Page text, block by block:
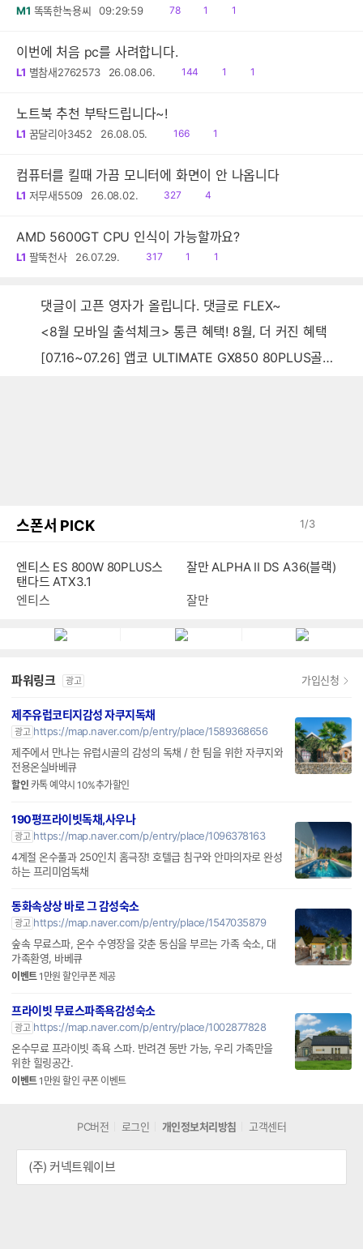
M1 똑똑한녹용씨 09:29:59
읽
78
공1
댓1
이번에 처음 pc를 사려합니다.
L1 별참새2762573 26.08.06.
읽
144
공1
댓1
노트북 추천 부탁드립니다~!
L1 꿈달리아3452 26.08.05.
읽
166
댓1
컴퓨터를 킬때 가끔 모니터에 화면이 안 나옵니다
L1 저무새5509 26.08.02.
읽
327
댓
4
AMD 5600GT CPU 인식이 가능할까요?
L1 팔뚝천사 26.07.29.
읽
317
공1
댓1
댓글이 고픈 영자가 올립니다. 댓글로 FLEX~
<8월 모바일 출석체크> 통큰 혜택! 8월, 더 커진 혜택
[07.16~07.26] 앱코 ULTIMATE GX850 80PLUS골드 풀모듈러 ATX3.0 블랙
스폰서 PICK 1/3
엔티스 ES 800W 80PLUS스
탠다드 ATX3.1
파워링크 광고
제주유럽코티지감성 자쿠지독채
광고 https://map.naver.com/p/entry/place/1589368656
제주에서 만나는 유럽시골의 감성의 독채 / 한 팀을 위한 자쿠지와
할인카톡 예약시 10%추가할인
190평프라이빗독채,사우나
광고 https://map.naver.com/p/entry/place/1096378163
하는 프리미엄독채
동화속상상 바로 그 감성숙소
광고 https://map.naver.com/p/entry/place/1547035879
숲속 무료스파, 온수 수영장을 갖춘 동심을 부르는 가족 숙소, 대
이벤트1만원 할인쿠폰 제공
프라이빗 무료스파족욕감성숙소
광고 https://map.naver.com/p/entry/place/1002877828
온수무료 프라이빗 족욕 스파. 반려견 동반 가능, 우리 가족만을
PC버전 로그인 개인정보처리방침 고객센터